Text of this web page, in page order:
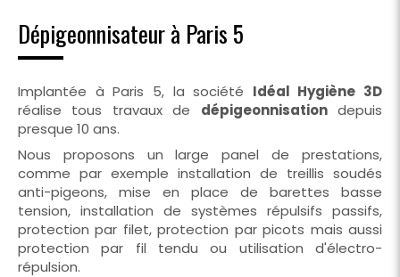
Dépigeonnisateur à Paris 5
Implantée à Paris 5, la société Idéal Hygiène 3D
réalise tous travaux de dépigeonnisationdepuis
presque 10 ans.
Nous proposons un large panel de prestations,
comme par exemple installation de treillis soudés
anti-pigeons, mise en place de barettes basse
tension, installation de systèmes répulsifs passifs,
protection par filet, protection par picots mais aussi
protection par fil tendu ou utilisation d'électro-
répulsion.